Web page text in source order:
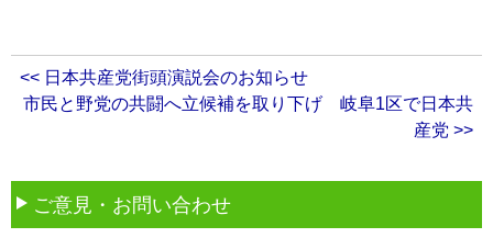
<< 日本共産党街頭演説会のお知らせ
市民と野党の共闘へ立候補を取り下げ 岐阜1区で日本共
産党 >>
ご意見・お問い合わせ